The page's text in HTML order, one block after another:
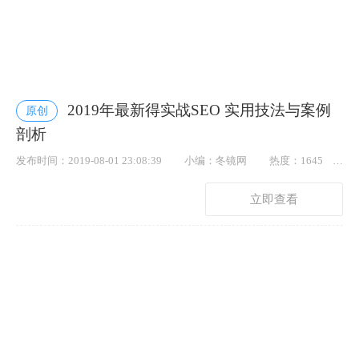
原创
2019年最新得实战SEO 实用技法与案例
剖析
发布时间：2019-08-01 23:08:39 小编：冬镜网
热度：1645
立即查看